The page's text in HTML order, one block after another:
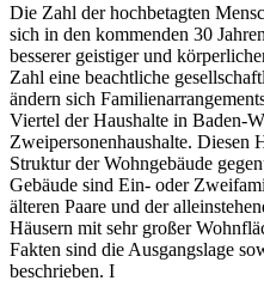
Die Zahl der hochbetagten
sich in den kommenden 30
besserer geistiger und
Zahl eine beachtliche
ändern sich
Viertel der Haushalte in Baden-
Zweipersonenhaushalte. Diesen
Struktur der Wohngebäude
Gebäude sind Ein- oder
älteren Paare und der
Häusern mit sehr großer
Fakten sind die Ausgangslage
beschrieben. I